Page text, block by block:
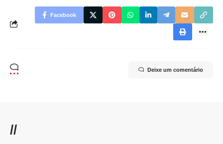
Facebook
Deixe um comentário
//